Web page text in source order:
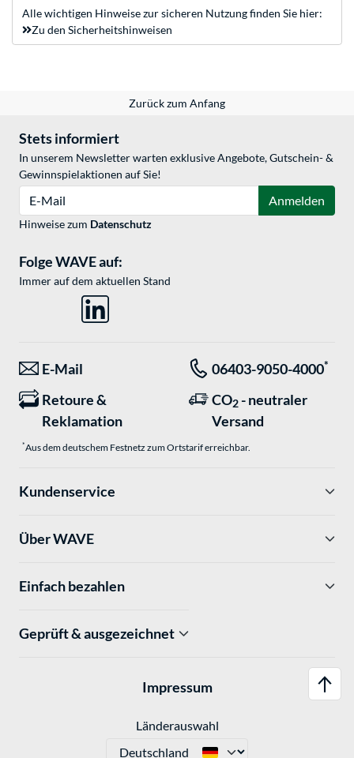
Alle wichtigen Hinweise zur sicheren Nutzung finden Sie hier:
Zu den Sicherheitshinweisen
Zurück zum Anfang
Stets informiert
In unserem Newsletter warten exklusive Angebote, Gutschein- &
Gewinnspielaktionen auf Sie!
Anmelden
Hinweise zum Datenschutz
Folge WAVE auf:
Immer auf dem aktuellen Stand
E-Mail 06403-9050-4000*
Retoure &
Reklamation
CO2 - neutraler
Versand
*Aus dem deutschem Festnetz zum Ortstarif erreichbar.
Kundenservice
Über WAVE
Einfach bezahlen
Geprüft & ausgezeichnet
Impressum
Länderauswahl